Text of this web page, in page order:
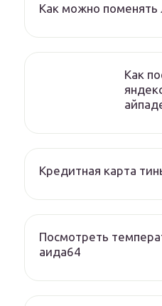
Как можно поменять
Как
Кредитная карта
Посмотреть
аида64